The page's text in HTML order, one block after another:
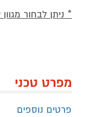
* ניתן לבחור
מפרט טכני
פרטים נוספים